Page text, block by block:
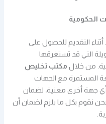
الحكومية
أثناء التقديم للحصول على
التي قد تستغرقها
من خلال مكتب تخليص
المستمرة مع الجهات
أي جهة أخرى معنية، لضمان
نقوم بكل ما يلزم لضمان أن